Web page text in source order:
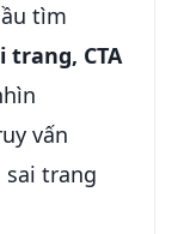
tìm
trang, CTA
vấn
sai trang